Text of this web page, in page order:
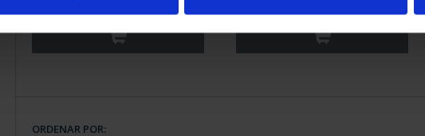
ORDENAR POR: